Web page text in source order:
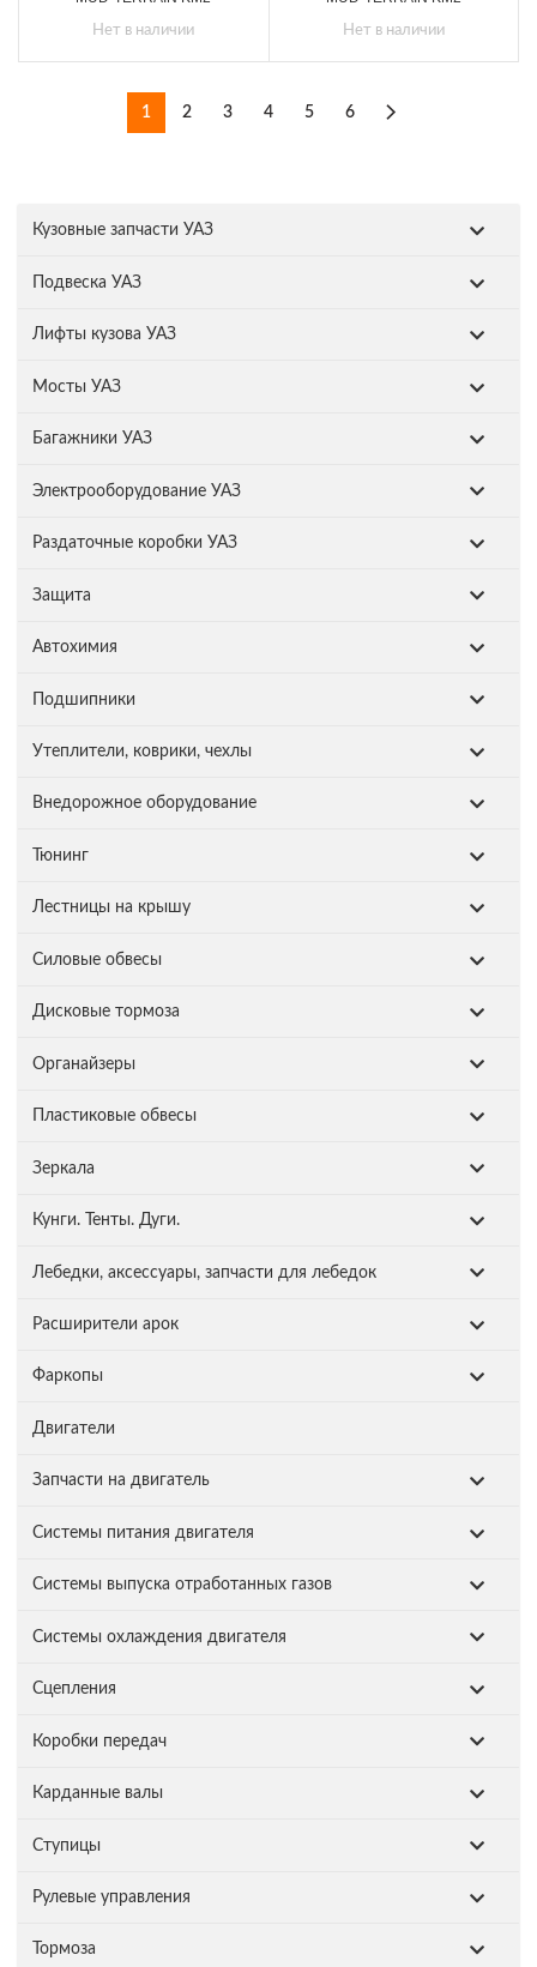
Кузовные запчасти УАЗ
Подвеска УАЗ
Лифты кузова УАЗ
Мосты УАЗ
Багажники УАЗ
Электрооборудование УАЗ
Раздаточные коробки УАЗ
Защита
Автохимия
Подшипники
Утеплители, коврики, чехлы
Внедорожное оборудование
Тюнинг
Лестницы на крышу
Силовые обвесы
Дисковые тормоза
Органайзеры
Пластиковые обвесы
Зеркала
Кунги. Тенты. Дуги.
Лебедки, аксессуары, запчасти для лебедок
Расширители арок
Фаркопы
Двигатели
Запчасти на двигатель
Системы питания двигателя
Системы выпуска отработанных газов
Системы охлаждения двигателя
Сцепления
Коробки передач
Карданные валы
Ступицы
Рулевые управления
Тормоза
Нет в наличии Нет в наличии
1 2 3 4 5 6